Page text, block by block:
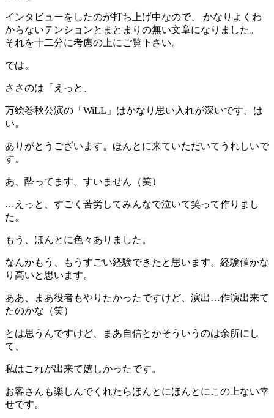
インタビューをしたのが打ち上げ中なので、 かなりよくわ
からないテンションとまとまりの無い文章になりました。
それを十二分に考慮の上にご覧下さい。
では。
ささのは「えっと、
万絵巻秋公演の「WiLL」はかなり思い入れが深いです。は
い。
ありがとうございます。ほんとに来ていただいてうれしいで
す。
あ、酔ってます。すいません（笑）
…えっと、すごく苦労してみんなで泣いて笑って作りまし
た。
もう、ほんとに色々ありました。
なんかもう、もうすごい経験できたと思います。経験値かな
り高いと思います。
ああ、まあ役者もやりたかったですけど、演出…作演出来て
たのかな（笑）
とは思うんですけど、まあ自信とかそういうのは余所にし
て、
私はこれが出来て嬉しかったです。
お客さんも楽しんでくれたらほんとにほんとにこの上ない幸
せです。